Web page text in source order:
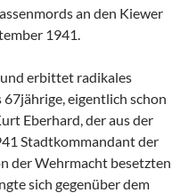
an den Kiewer
1941.
erbittet radikales
eigentlich schon
Eberhard, der aus der
Stadtkommandant der
der Wehrmacht besetzten
sich gegenüber dem